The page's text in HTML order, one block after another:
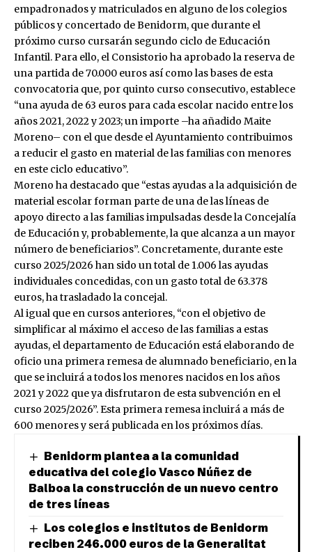
empadronados y matriculados en alguno de los colegios
públicos y concertado de Benidorm, que durante el
próximo curso cursarán segundo ciclo de Educación
Infantil. Para ello, el Consistorio ha aprobado la reserva de
una partida de 70.000 euros así como las bases de esta
convocatoria que, por quinto curso consecutivo, establece
“una ayuda de 63 euros para cada escolar nacido entre los
años 2021, 2022 y 2023; un importe –ha añadido Maite
Moreno– con el que desde el Ayuntamiento contribuimos
a reducir el gasto en material de las familias con menores
en este ciclo educativo”.
Moreno ha destacado que “estas ayudas a la adquisición de
material escolar forman parte de una de las líneas de
apoyo directo a las familias impulsadas desde la Concejalía
de Educación y, probablemente, la que alcanza a un mayor
número de beneficiarios”. Concretamente, durante este
curso 2025/2026 han sido un total de 1.006 las ayudas
individuales concedidas, con un gasto total de 63.378
euros, ha trasladado la concejal.
Al igual que en cursos anteriores, “con el objetivo de
simplificar al máximo el acceso de las familias a estas
ayudas, el departamento de Educación está elaborando de
oficio una primera remesa de alumnado beneficiario, en la
que se incluirá a todos los menores nacidos en los años
2021 y 2022 que ya disfrutaron de esta subvención en el
curso 2025/2026”. Esta primera remesa incluirá a más de
600 menores y será publicada en los próximos días.
Benidorm plantea a la comunidad
educativa del colegio Vasco Núñez de
Balboa la construcción de un nuevo centro
de tres líneas
Los colegios e institutos de Benidorm
reciben 246.000 euros de la Generalitat